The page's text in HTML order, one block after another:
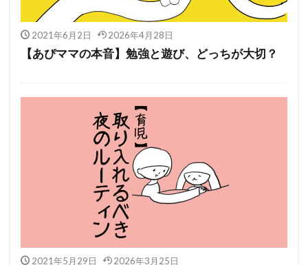
2021年6月2日 2026年4月28日
【あぴママの本音】勉強と遊び、どっちが大切？
2021年5月29日 2026年3月25日